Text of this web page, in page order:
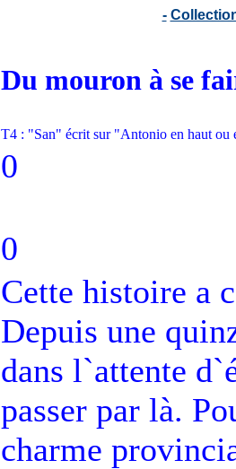
-
Du mouron à se
T4 : "San" écrit sur "Antonio en haut ou
0
0
Cette histoire a
Depuis une
dans l`attente
passer par là.
charme